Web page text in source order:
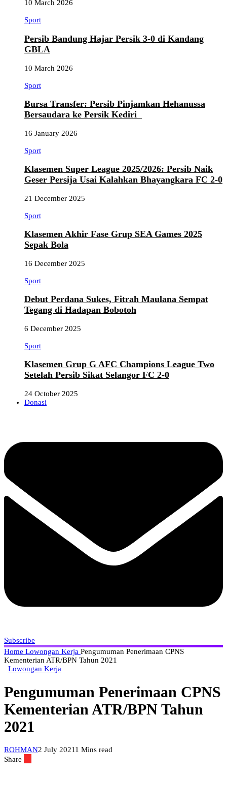
10 March 2026
Sport
Persib Bandung Hajar Persik 3-0 di Kandang
GBLA
10 March 2026
Sport
Bursa Transfer: Persib Pinjamkan Hehanussa
Bersaudara ke Persik Kediri
16 January 2026
Sport
Klasemen Super League 2025/2026: Persib Naik
Geser Persija Usai Kalahkan Bhayangkara FC 2-0
21 December 2025
Sport
Klasemen Akhir Fase Grup SEA Games 2025
Sepak Bola
16 December 2025
Sport
Debut Perdana Sukes, Fitrah Maulana Sempat
Tegang di Hadapan Bobotoh
6 December 2025
Sport
Klasemen Grup G AFC Champions League Two
Setelah Persib Sikat Selangor FC 2-0
24 October 2025
Donasi
Subscribe
Home Lowongan Kerja Pengumuman Penerimaan CPNS
Kementerian ATR/BPN Tahun 2021
Lowongan Kerja
Pengumuman Penerimaan CPNS
Kementerian ATR/BPN Tahun
2021
ROHMAN2 July 20211 Mins read
Share